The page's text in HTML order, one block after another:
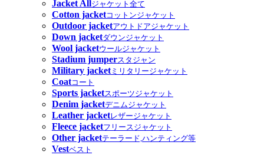
Jacket Allジャケット全て
Cotton jacketコットンジャケット
Outdoor jacketアウトドアジャケット
Down jacketダウンジャケット
Wool jacketウールジャケット
Stadium jumperスタジャン
Military jacketミリタリージャケット
Coatコート
Sports jacketスポーツジャケット
Denim jacketデニムジャケット
Leather jacketレザージャケット
Fleece jacketフリースジャケット
Other jacketテーラード,ハンティング等
Vestベスト